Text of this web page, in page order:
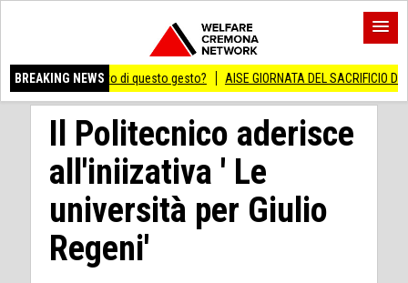
BREAKING NEWS
di questo gesto? AISE GIORNATA DEL SACRIFICIO DEL LAVORO
Il Politecnico aderisce
all'iniizativa ' Le
università per Giulio
Regeni'